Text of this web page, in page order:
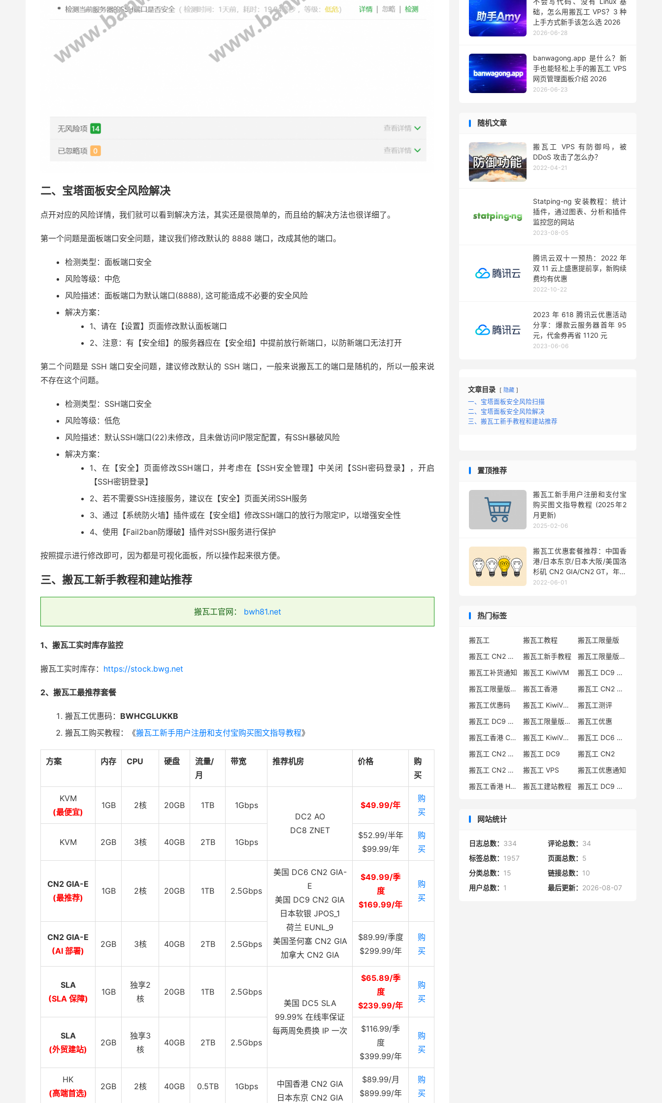
二、宝塔面板安全风险解决
点开对应的风险详情，我们就可以看到解决方法，其实还是很简单的，而且给的解决方法也很详细了。
第一个问题是面板端口安全问题，建议我们修改默认的 8888 端口，改成其他的端口。
检测类型：面板端口安全
风险等级：中危
风险描述：面板端口为默认端口(8888), 这可能造成不必要的安全风险
解决方案：
1、请在【设置】页面修改默认面板端口
2、注意：有【安全组】的服务器应在【安全组】中提前放行新端口，以防新端口无法打开
第二个问题是 SSH 端口安全问题，建议修改默认的 SSH 端口，一般来说搬瓦工的端口是随机的，所以一般来说
不存在这个问题。
检测类型：SSH端口安全
风险等级：低危
风险描述：默认SSH端口(22)未修改，且未做访问IP限定配置，有SSH暴破风险
解决方案：
1、在【安全】页面修改SSH端口，并考虑在【SSH安全管理】中关闭【SSH密码登录】，开启
【SSH密钥登录】
2、若不需要SSH连接服务，建议在【安全】页面关闭SSH服务
3、通过【系统防火墙】插件或在【安全组】修改SSH端口的放行为限定IP，以增强安全性
4、使用【Fail2ban防爆破】插件对SSH服务进行保护
按照提示进行修改即可，因为都是可视化面板，所以操作起来很方便。
三、搬瓦工新手教程和建站推荐
搬瓦工官网： bwh81.net
1、搬瓦工实时库存监控
搬瓦工实时库存： https://stock.bwg.net
2、搬瓦工最推荐套餐
搬瓦工优惠码： BWHCGLUKKB
搬瓦工购买教程：《搬瓦工新手用户注册和支付宝购买图文指导教程》
方案 内存 CPU 硬盘
流量/
月
带宽 推荐机房 价格
购
买
KVM
(最便宜)
1GB 2核 20GB 1TB
1Gbps
DC2 AO
DC8 ZNET
$49.99/年
购
买
KVM 2GB 3核 40GB 2TB 1Gbps
$52.99/半年
$99.99/年
购
买
CN2 GIA-E
(最推荐)
1GB 2核 20GB 1TB 2.5Gbps
美国 DC6 CN2 GIA-
E
美国 DC9 CN2 GIA
日本软银 JPOS_1
荷兰 EUNL_9
美国圣何塞 CN2 GIA
加拿大 CN2 GIA
$49.99/季
度
$169.99/年
购
买
CN2 GIA-E
(AI 部署)
2GB 3核 40GB 2TB 2.5Gbps
$89.99/季度
$299.99/年
购
买
SLA
(SLA 保障)
1GB
独享2
核
20GB 1TB
2.5Gbps
美国 DC5 SLA
99.99% 在线率保证
每两周免费换 IP 一次
$65.89/季
度
$239.99/年
购
买
SLA
(外贸建站)
2GB
独享3
核
40GB 2TB 2.5Gbps
$116.99/季
度
$399.99/年
购
买
HK
(高端首选)
2GB 2核 40GB 0.5TB 1Gbps
中国香港 CN2 GIA
日本东京 CN2 GIA
$89.99/月
$899.99/年
购
买
础，怎么用搬瓦工 VPS？3 种
上手方式新手该怎么选 2026
2026-06-28
banwagong.app 是什么？新
手也能轻松上手的搬瓦工 VPS
网页管理面板介绍 2026
2026-06-23
随机文章
搬瓦工 VPS 有防御吗，被
DDoS 攻击了怎么办？
2022-04-21
Statping-ng 安装教程：统计
插件，通过图表、分析和插件
监控您的网站
2023-08-05
腾讯云双十一预热：2022 年
双 11 云上盛惠提前享，新购续
费均有优惠
2022-10-22
2023 年 618 腾讯云优惠活动
分享：爆款云服务器首年 95
元，代金券再省 1120 元
2023-06-06
文章目录 隐藏
一、宝塔面板安全风险扫描
二、宝塔面板安全风险解决
三、搬瓦工新手教程和建站推荐
置顶推荐
搬瓦工新手用户注册和支付宝
购买图文指导教程 (2025年2
月更新)
2025-02-06
搬瓦工优惠套餐推荐：中国香
港/日本东京/日本大阪/美国洛
杉矶 CN2 GIA/CN2 GT，年付
$49.99 起
2022-06-01
热门标签
搬瓦工 搬瓦工教程
搬瓦工限量版
搬瓦工 CN2 GIA
搬瓦工新手教程
搬瓦工限量版套餐
搬瓦工补货通知
搬瓦工 KiwiVM
搬瓦工 DC9 CN2 GIA
搬瓦工限量版补货
搬瓦工香港
搬瓦工 CN2 GIA-E
搬瓦工优惠码
搬瓦工 KiwiVM 教程
搬瓦工测评
搬瓦工 DC9 CN2 GIA 限量版
搬瓦工限量版补货通知
搬瓦工优惠
搬瓦工香港 CN2 GIA
搬瓦工 KiwiVM 控制面板
搬瓦工 DC6 CN2 GIA-E
搬瓦工 CN2 GIA-E 限量版
搬瓦工 DC9
搬瓦工 CN2
搬瓦工 CN2 GIA 限量版
搬瓦工 VPS
搬瓦工优惠通知
搬瓦工香港 HK85
搬瓦工建站教程 搬瓦工 DC9 限量版
网站统计
日志总数： 334 评论总数： 34
标签总数： 1957 页面总数： 5
分类总数： 15 链接总数： 10
用户总数： 1 最后更新： 2026-08-07